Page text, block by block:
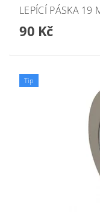
LEPÍCÍ PÁSKA 19
90 Kč
Tip